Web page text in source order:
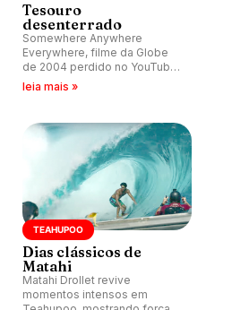
Tesouro
desenterrado
Somewhere Anywhere
Everywhere, filme da Globe
de 2004 perdido no YouTube,
prova que surfe essencial
leia mais »
TEAHUPOO
Dias clássicos de
Matahi
Matahi Drollet revive
momentos intensos em